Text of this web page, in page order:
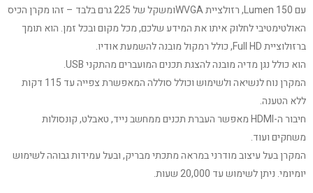
עם 150 Lumen, רזולציית WVGAומשקל של 225 גרם בלבד – זהו מקרן הכיס
האולטימטיבי לחלוק איתו את המידע שלכם, מכל מקום ובכל זמן. הוא תומך
ברזולוציית Full HD, כולל רמקול מובנה להשמעת אודיו.
הוא כולל נגן מדיה מובנה להצגת תכנים המועברים מהתקני USB.
המקרן נוח לנשיאה ולשימוש וכולל סוללה המאפשרת צפייה עד 115 דקות
ללא הטענה.
חיבור ה-HDMI מאפשר העברת תכנים ממחשב נייד, טאבלט, קונסולות
משחקים ועוד.
המקרן בעל עיצוב מודרני במראה מתכתי מבריק, ובעל עמידות גבוהה לשימוש
יומיומי. ניתן לשימוש עד 20,000 שעות.